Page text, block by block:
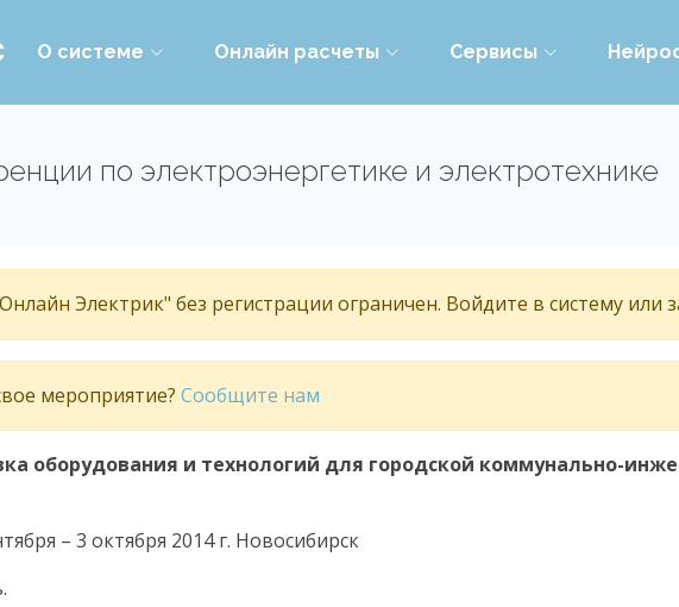
О системе Онлайн расчеты Сервисы
по электроэнергетике и электротехнике
Электрик" без регистрации ограничен. Войдите в систему или
мероприятие? Сообщите нам
оборудования и технологий для городской коммунально-
– 3 октября 2014 г. Новосибирск